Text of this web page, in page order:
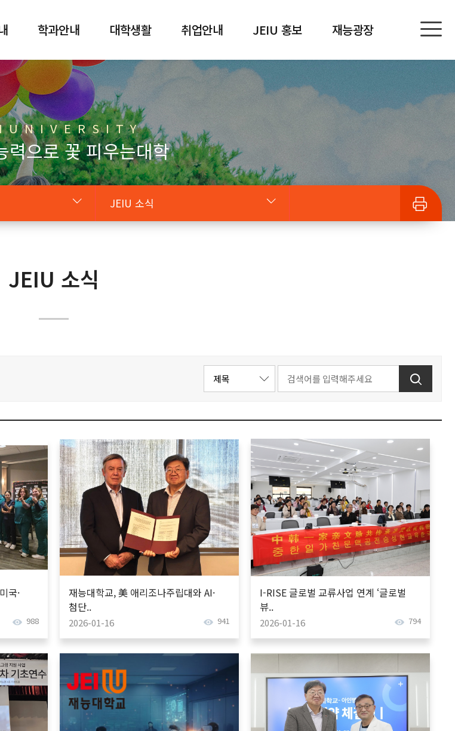
학과안내 대학생활 취업안내 JEIU 홍보 재능광장
U N I V E R S I T Y
력으로 꽃 피우는대학
JEIU 소식
JEIU 소식
국·
988
재능대학교, 美 애리조나주립대와 AI·
첨단..
2026-01-16 941
I-RISE 글로벌 교류사업 연계 ‘글로벌
뷰..
2026-01-16 794